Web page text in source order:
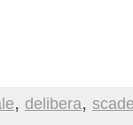
, delibera,